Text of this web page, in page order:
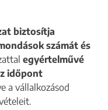
biztosítja
számát és
egyértelművé
időpont
a vállalkozásod